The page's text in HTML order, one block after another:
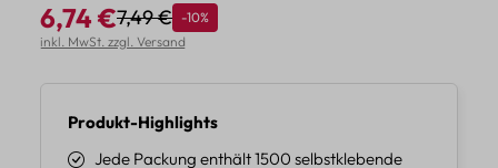
Verkaufspreis:
6,74 €Regulärer Preis:
7,49 € Rabatt
-10%
inkl. MwSt. zzgl. Versand
Produkt-Highlights
Jede Packung enthält 1500 selbstklebende